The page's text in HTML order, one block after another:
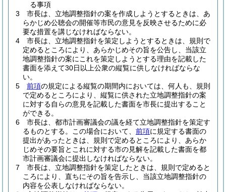
る事項
3
市長は、立地調整指針の案を作成しようとするときは、あ
らかじめ公聴会の開催等市民の意見を反映させるために必
要な措置を講じなければならない。
4
市長は、立地調整指針を策定しようとするときは、規則で
定めるところにより、あらかじめその旨を公告し、当該立
地調整指針の案にこれを策定しようとする理由を記載した
書面を添えて30日以上公衆の縦覧に供しなければならな
い。
5
前項の規定による縦覧の期間内においては、何人も、規則
で定めるところにより、縦覧に供された立地調整指針の案
に対する自らの意見を記載した書面を市長に提出すること
ができる。
6
市長は、都市計画審議会の議を経て立地調整指針を策定す
るものとする。
この場合において、 前項に規定する書面の
提出があったときは、規則で定めるところにより、あらか
じめその要旨とこれに対する市の見解を記載した書面を都
市計画審議会に提出しなければならない。
7
市長は、立地調整指針を策定したときは、規則で定めると
ころにより、直ちにその旨を告示し、当該立地調整指針の
内容を公表しなければならない。